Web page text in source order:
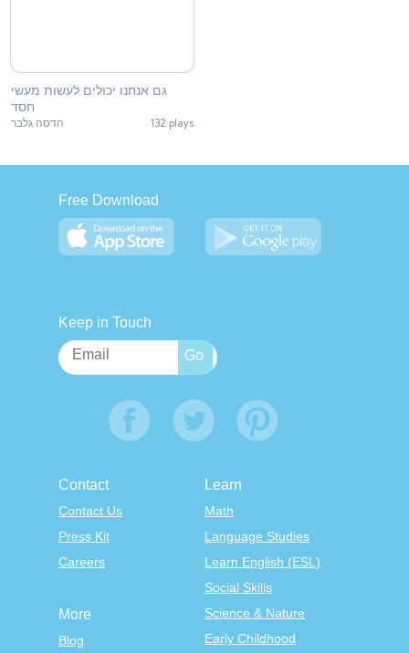
גם אנחנו יכולים לעשות מעשי
חסד
הדסה גלבר 132 plays
Free Download
Keep in Touch
Contact
Contact Us
Press Kit
Careers
Learn
Math
Language Studies
Learn English (ESL)
Social Skills
Science & Nature
Early Childhood
More
Blog